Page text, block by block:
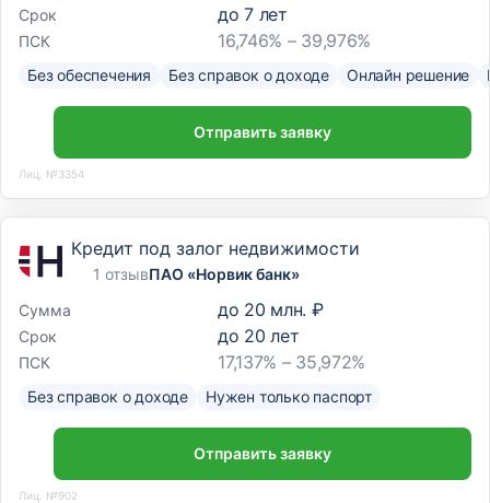
Срок до7лет
ПСК 16,746% – 39,976%
Без обеспечения Без справок о доходе Онлайн решение
Отправить заявку
Лиц. №3354
Кредит под залог недвижимости
1 отзывПАО «Норвик банк»
Сумма
до 20 млн. ₽
Срок до 20 лет
ПСК 17,137% – 35,972%
Без справок о доходе Нужен только паспорт
Отправить заявку
Лиц. №902